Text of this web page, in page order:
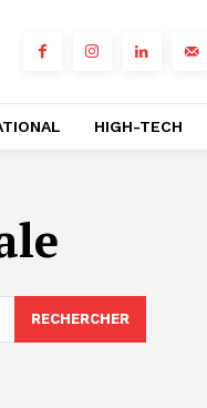
HIGH-TECH
RECHERCHER